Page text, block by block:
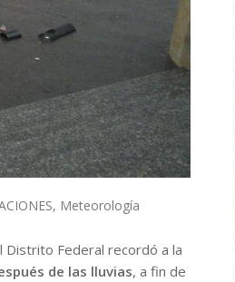
, Meteorología
Distrito Federal recordó a la
de las lluvias, a fin de